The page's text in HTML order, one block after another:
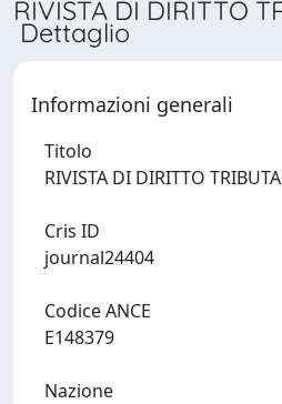
RIVISTA DI DIRITTO
Dettaglio
Informazioni generali
Titolo
Cris ID
Codice ANCE
Nazione